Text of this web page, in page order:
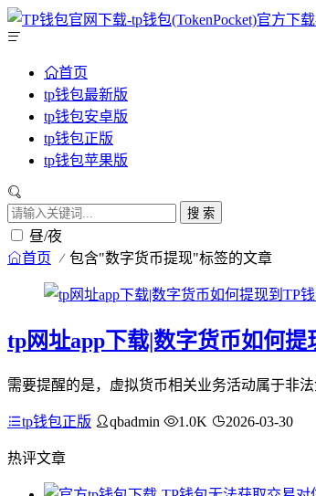
首页
tp钱包最新版
tp钱包安卓版
tp钱包正版
tp钱包苹果版
搜 索
昼/夜
首页 包含"数字货币提现"标签的文章
tp网址app下载|数字货币如何
需要提醒的是，虚拟货币相关业务活动属于非
tp钱包正版 qbadmin 1.0K 2026-03-30
热评文章